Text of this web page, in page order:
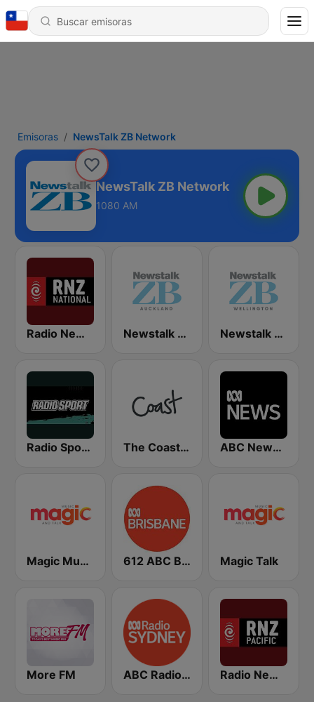
Emisoras NewsTalk ZB Network
NewsTalk ZB Network
1080 AM
Radio New Zealand National Newstalk ZB Auckland Newstalk ZB Wellington
Radio Sport NZ The Coast FM ABC News Radio
Magic Music 612 ABC Brisbane Magic Talk
More FM ABC Radio Sydney Radio New Zealand Pacific